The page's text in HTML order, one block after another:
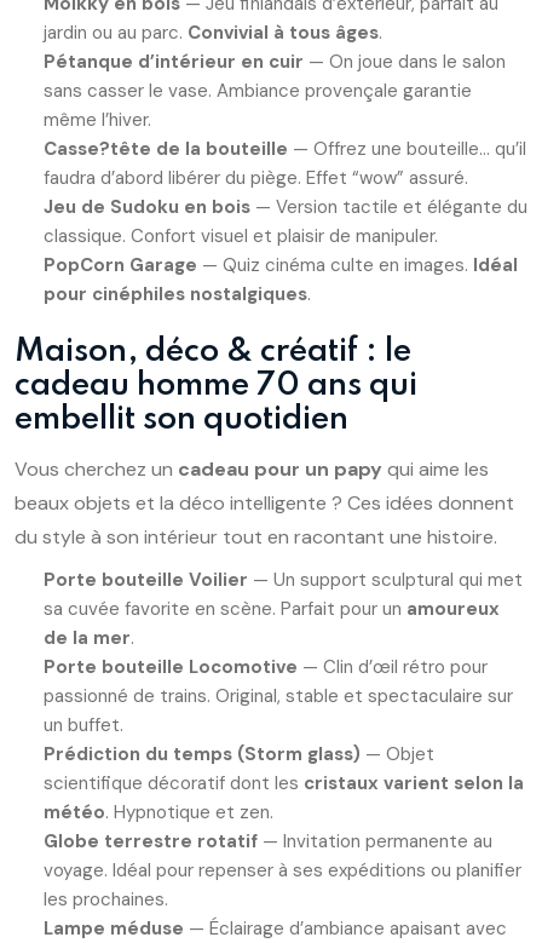
jardin ou au parc. Convivial à tous âges.
Pétanque d’intérieur en cuir — On joue dans le salon
sans casser le vase. Ambiance provençale garantie
même l’hiver.
Casse?tête de la bouteille — Offrez une bouteille… qu’il
faudra d’abord libérer du piège. Effet “wow” assuré.
Jeu de Sudoku en bois — Version tactile et élégante du
classique. Confort visuel et plaisir de manipuler.
PopCorn Garage — Quiz cinéma culte en images. Idéal
pour cinéphiles nostalgiques.
Maison, déco & créatif : le
cadeau homme 70 ans qui
embellit son quotidien
Vous cherchez un cadeau pour un papy qui aime les
beaux objets et la déco intelligente ? Ces idées donnent
du style à son intérieur tout en racontant une histoire.
Porte bouteille Voilier — Un support sculptural qui met
sa cuvée favorite en scène. Parfait pour un amoureux
de la mer.
Porte bouteille Locomotive — Clin d’œil rétro pour
passionné de trains. Original, stable et spectaculaire sur
un buffet.
Prédiction du temps (Storm glass) — Objet
scientifique décoratif dont les cristaux varient selon la
météo. Hypnotique et zen.
Globe terrestre rotatif — Invitation permanente au
voyage. Idéal pour repenser à ses expéditions ou planifier
les prochaines.
Lampe méduse — Éclairage d’ambiance apaisant avec